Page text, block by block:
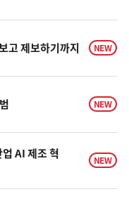
하
락
고 제보하기까지 NEW
NEW
AI 제조 혁
NEW